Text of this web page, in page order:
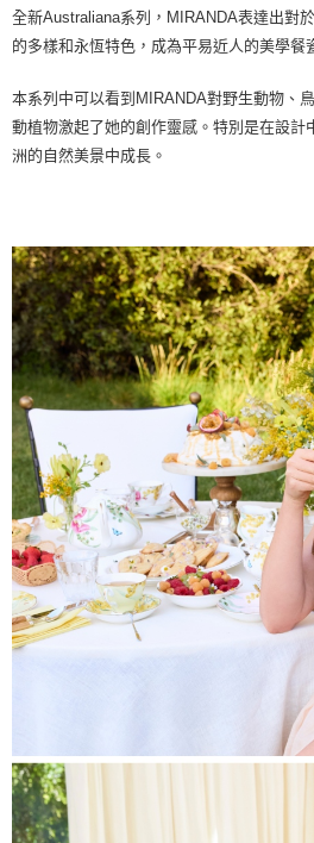
全新Australiana系列，MIRANDA表達出對
的多樣和永恆特色，成為平易近人的美學餐
本系列中可以看到MIRANDA對野生動物、
動植物激起了她的創作靈感。特別是在設計
洲的自然美景中成長。